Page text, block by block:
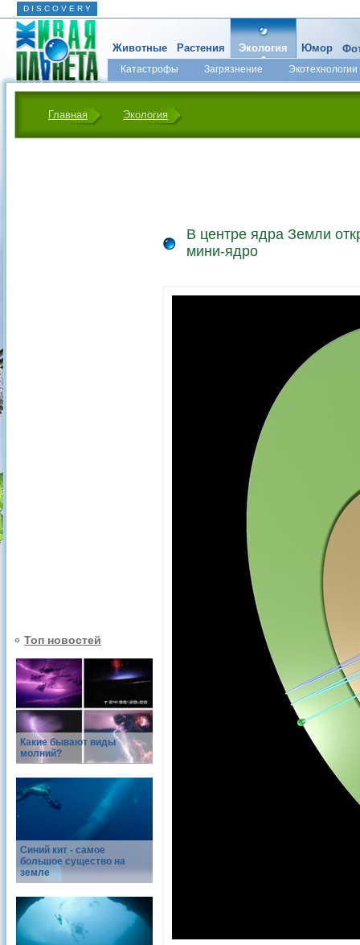
D I S C O V E R Y
Животные Растения Экология
Катастрофы Загрязнение Экотехнологии
Юмор
Главная Экология
Топ новостей
Какие бывают виды
молний?
Синий кит - самое
большое существо на
земле
В центре ядра Земли
мини-ядро